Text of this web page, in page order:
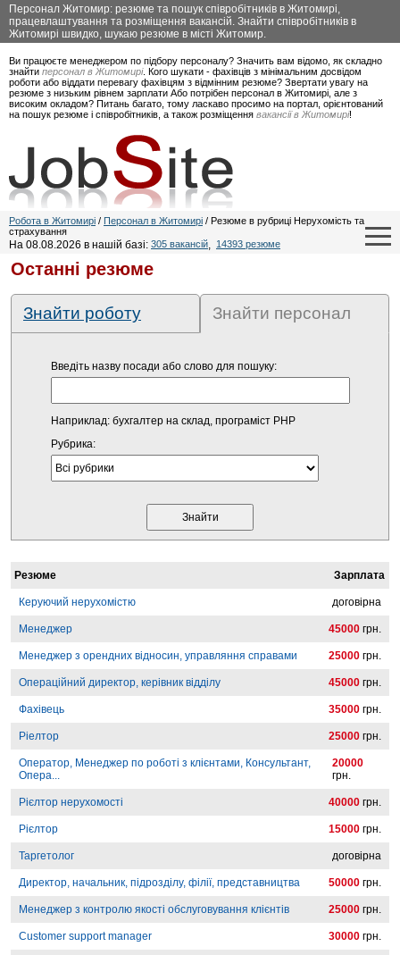
Персонал Житомир: резюме та пошук співробітників в Житомирі,
працевлаштування та розміщення вакансій. Знайти співробітників в
Житомирі швидко, шукаю резюме в місті Житомир.
Ви працюєте менеджером по підбору персоналу? Значить вам відомо, як складно
знайти персонал в Житомирі. Кого шукати - фахівців з мінімальним досвідом
роботи або віддати перевагу фахівцям з відмінним резюме? Звертати увагу на
резюме з низьким рівнем зарплати Або потрібен персонал в Житомирі, але з
високим окладом? Питань багато, тому ласкаво просимо на портал, орієнтований
на пошук резюме і співробітників, а також розміщення вакансії в Житомирі!
Робота в Житомирі / Персонал в Житомирі / Резюме в рубриці Нерухомість та
страхування
На 08.08.2026 в нашій базі: 305 вакансій, 14393 резюме
Останні резюме
Знайти роботу Знайти персонал
Введіть назву посади або слово для пошуку:
Наприклад: бухгалтер на склад, програміст PHP
Рубрика:
Резюме Зарплата
Керуючий нерухомістю договірна
Менеджер 45000 грн.
Менеджер з орендних відносин, управляння справами 25000 грн.
Операційний директор, керівник відділу 45000 грн.
Фахівець 35000 грн.
Ріелтор 25000 грн.
Оператор, Менеджер по роботі з клієнтами, Консультант,
Опера...
20000
грн.
Рієлтор нерухомості 40000 грн.
Рієлтор 15000 грн.
Таргетолог договірна
Директор, начальник, підрозділу, філії, представництва 50000 грн.
Менеджер з контролю якості обслуговування клієнтів 25000 грн.
Customer support manager 30000 грн.